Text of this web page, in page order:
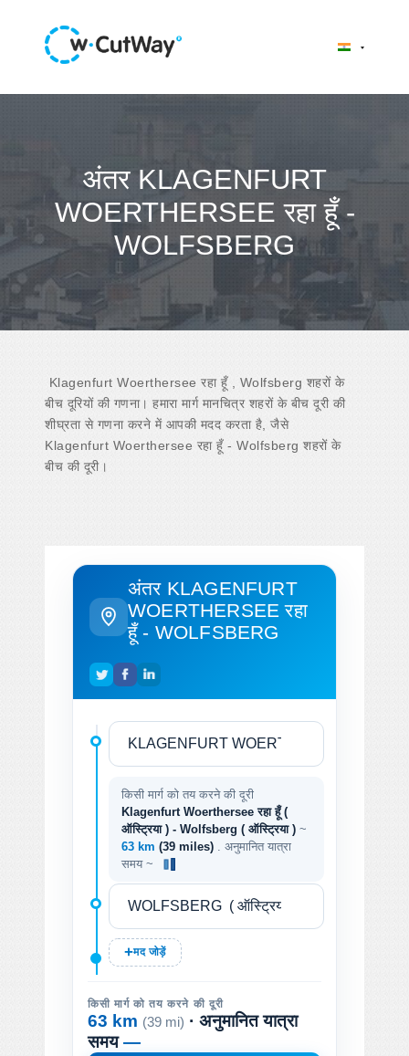
अंतर KLAGENFURT
WOERTHERSEE रहा हूँ -
WOLFSBERG
Klagenfurt Woerthersee रहा हूँ , Wolfsberg शहरों के
बीच दूरियों की गणना। हमारा मार्ग मानचित्र शहरों के बीच दूरी की
शीघ्रता से गणना करने में आपकी मदद करता है, जैसे
Klagenfurt Woerthersee रहा हूँ - Wolfsberg शहरों के
बीच की दूरी।
अंतर KLAGENFURT
WOERTHERSEE रहा
हूँ - WOLFSBERG
किसी मार्ग को तय करने की दूरी
Klagenfurt Woerthersee रहा हूँ (
ऑस्ट्रिया ) - Wolfsberg ( ऑस्ट्रिया ) ~
63 km (39 miles)
. अनुमानित यात्रा
समय ~
मद जोड़ें
किसी मार्ग को तय करने की दूरी
63 km (39 mi) · अनुमानित यात्रा
समय—